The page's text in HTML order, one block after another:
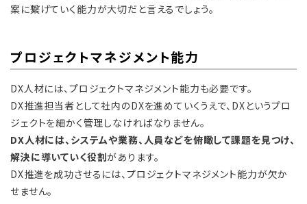
案に繋げていく能力が大切だと言えるでしょう。
プロジェクトマネジメント能力
DX人材には、プロジェクトマネジメント能力も必要です。
DX推進担当者として社内のDXを進めていくうえで、DXというプロ
ジェクトを細かく管理しなければなりません。
DX人材には、システムや業務、人員などを俯瞰して課題を見つけ、
解決に導いていく役割があります。
DX推進を成功させるには、プロジェクトマネジメント能力が欠か
せません。